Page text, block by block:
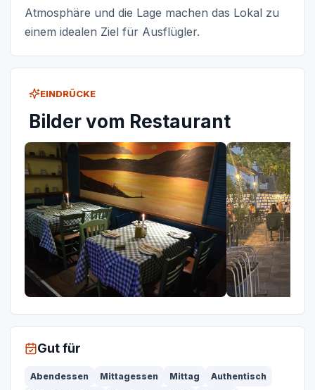
Atmosphäre und die Lage machen das Lokal zu
einem idealen Ziel für Ausflügler.
EINDRÜCKE
Bilder vom Restaurant
Gut für
Abendessen Mittagessen Mittag
Authentisch